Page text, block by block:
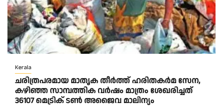
Kerala
ചരിത്രപരമായ മാതൃക തീര്‍ത്ത് ഹരിതകര്‍മ സേന,
കഴിഞ്ഞ സാമ്പത്തിക വര്‍ഷം മാത്രം ശേഖരിച്ചത്
36107 മെട്രിക് ടണ്‍ അജൈവ മാലിന്യം